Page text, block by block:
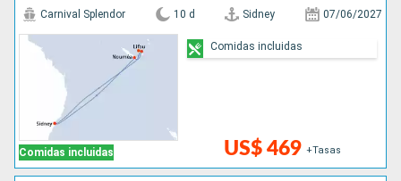
Comidas incluidas
Carnival Splendor 10 d Sidney 07/06/2027
US$ 469 +Tasas
Comidas incluidas